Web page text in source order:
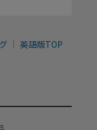
英語版TOP